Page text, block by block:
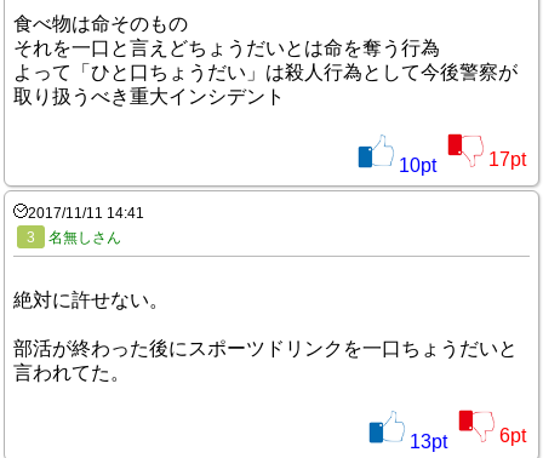
食べ物は命そのもの
それを一口と言えどちょうだいとは命を奪う行為
よって「ひと口ちょうだい」は殺人行為として今後警察が
取り扱うべき重大インシデント
10pt 17pt
2017/11/11 14:41
3
名無しさん
絶対に許せない。
部活が終わった後にスポーツドリンクを一口ちょうだいと
言われてた。
13pt 6pt